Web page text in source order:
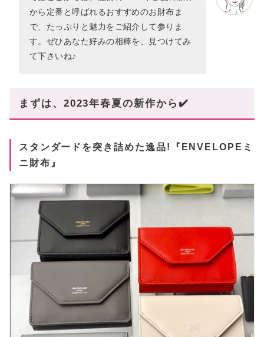
から定番と呼ばれるおすすめのお財布ま
で、たっぷりと魅力をご紹介して参りま
す。ぜひあなた好みの相棒を、見つけてみ
て下さいね♪
まずは、2023年春夏の新作から✔️
スタンダードを突き詰めた逸品!『ENVELOPEミ
ニ財布』